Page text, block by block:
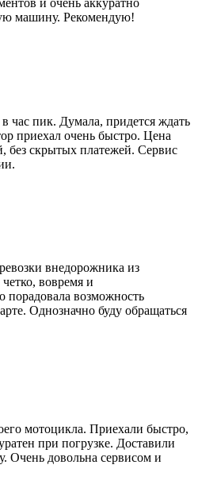
и очень аккуратно
машину. Рекомендую!
пик. Думала, придется ждать
приехал очень быстро. Цена
без скрытых платежей. Сервис
внедорожника из
вовремя и
порадовала возможность
Однозначно буду обращаться
мотоцикла. Приехали быстро,
при погрузке. Доставили
Очень довольна сервисом и